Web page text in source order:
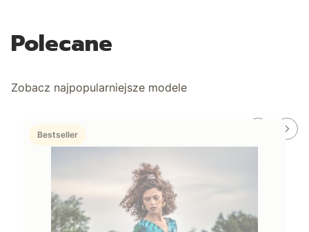
Polecane
Zobacz najpopularniejsze modele
Bestseller